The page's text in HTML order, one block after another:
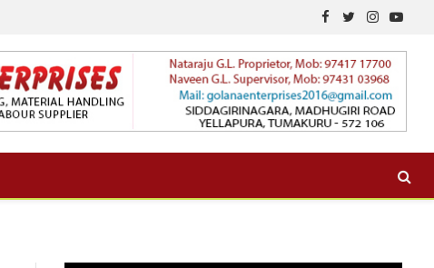
Facebook
TwitterInstagram